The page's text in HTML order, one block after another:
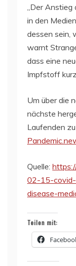
„Der Anstieg
in den
dessen sein,
warnt
dass eine
Impfstoff
Um über die
nächste
Laufenden
Quelle:
02-15-covid-
disease-
Teilen mit: